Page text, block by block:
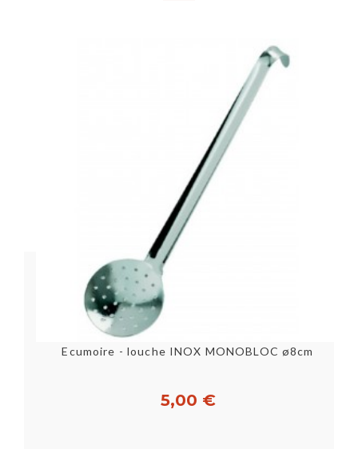
Ecumoire - louche INOX MONOBLOC ø8cm
5,00 €